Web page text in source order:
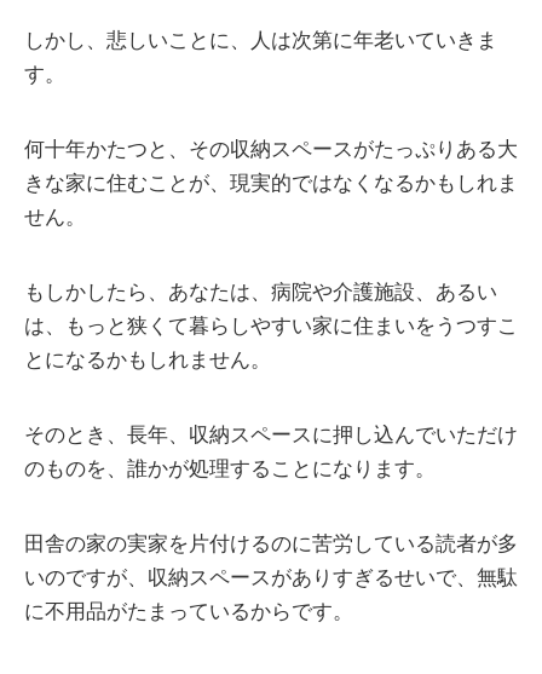
しかし、悲しいことに、人は次第に年老いていきま
す。
何十年かたつと、その収納スペースがたっぷりある大
きな家に住むことが、現実的ではなくなるかもしれま
せん。
もしかしたら、あなたは、病院や介護施設、あるい
は、もっと狭くて暮らしやすい家に住まいをうつすこ
とになるかもしれません。
そのとき、長年、収納スペースに押し込んでいただけ
のものを、誰かが処理することになります。
田舎の家の実家を片付けるのに苦労している読者が多
いのですが、収納スペースがありすぎるせいで、無駄
に不用品がたまっているからです。